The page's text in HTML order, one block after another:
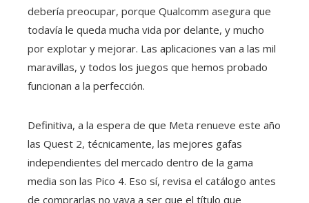
debería preocupar, porque Qualcomm asegura que
todavía le queda mucha vida por delante, y mucho
por explotar y mejorar. Las aplicaciones van a las mil
maravillas, y todos los juegos que hemos probado
funcionan a la perfección.
Definitiva, a la espera de que Meta renueve este año
las Quest 2, técnicamente, las mejores gafas
independientes del mercado dentro de la gama
media son las Pico 4. Eso sí, revisa el catálogo antes
de comprarlas no vaya a ser que el título que